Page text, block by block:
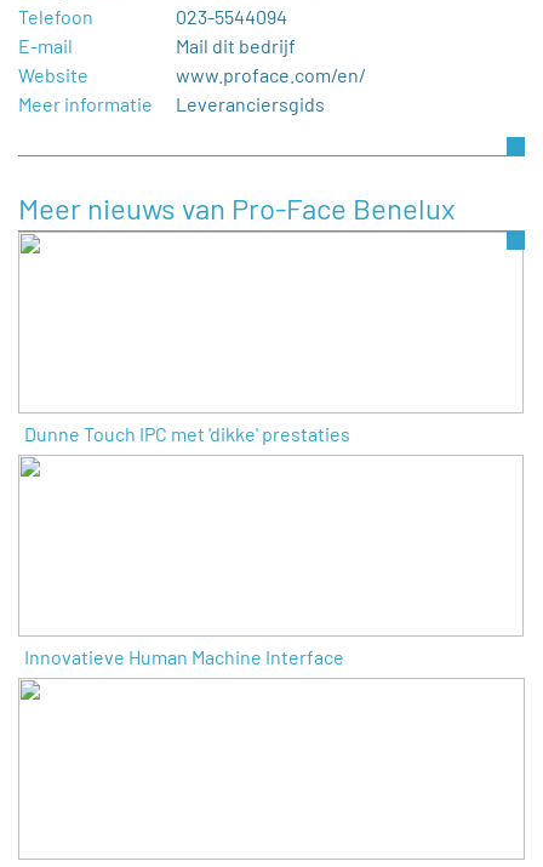
Telefoon
023-5544094
E-mail
Mail dit bedrijf
Website
www.proface.com/en/
Meer informatie
Leveranciersgids
Meer nieuws van Pro-Face Benelux
Dunne Touch IPC met 'dikke' prestaties
Innovatieve Human Machine Interface